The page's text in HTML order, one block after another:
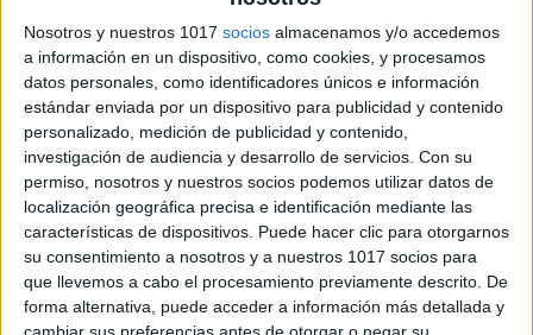
Nosotros y nuestros 1017 socios almacenamos y/o accedemos
a información en un dispositivo, como cookies, y procesamos
datos personales, como identificadores únicos e información
estándar enviada por un dispositivo para publicidad y contenido
personalizado, medición de publicidad y contenido,
investigación de audiencia y desarrollo de servicios. Con su
permiso, nosotros y nuestros socios podemos utilizar datos de
localización geográfica precisa e identificación mediante las
características de dispositivos. Puede hacer clic para otorgarnos
su consentimiento a nosotros y a nuestros 1017 socios para
que llevemos a cabo el procesamiento previamente descrito. De
forma alternativa, puede acceder a información más detallada y
cambiar sus preferencias antes de otorgar o negar su
Polea— Facilita la elevación y cambia la
dirección de la fuerza.
Plano inclinado— Reduce el esfuerzo
necesario para mover objetos.
Cuña— Separa materiales y transforma la
dirección de la fuerza.